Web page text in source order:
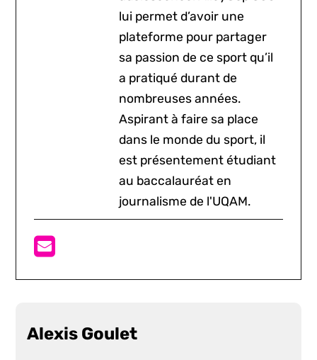
lui permet d’avoir une
plateforme pour partager
sa passion de ce sport qu’il
a pratiqué durant de
nombreuses années.
Aspirant à faire sa place
dans le monde du sport, il
est présentement étudiant
au baccalauréat en
journalisme de l'UQAM.
Alexis Goulet